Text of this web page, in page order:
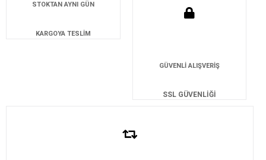
STOKTAN AYNI GÜN
KARGOYA TESLİM
GÜVENLİ ALIŞVERİŞ
SSL GÜVENLİĞİ